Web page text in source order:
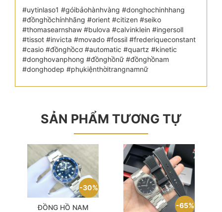
#uytinlaso1 #góibảohànhvàng #donghochinhhang
#đồnghồchínhhãng #orient #citizen #seiko
#thomasearnshaw #bulova #calvinklein #ingersoll
#tissot #invicta #movado #fossil #frederiqueconstant
#casio #đồnghồcơ #automatic #quartz #kinetic
#donghovanphong #đồnghồnữ #đồnghồnam
#donghodep #phụkiệnthờitrangnamnữ
SẢN PHẨM TƯƠNG TỰ
30%
ĐỒNG HỒ NAM
65%